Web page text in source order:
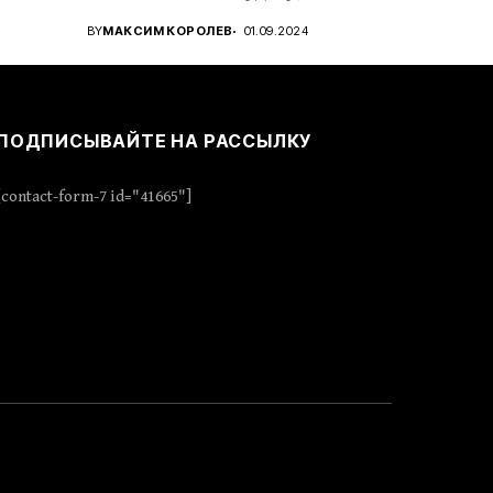
проявить стратегическое...
BYМАКСИМ КОРОЛЕВ 01.09.2024
НА РАССЫЛКУ
[contact-form-7 id="41665"]